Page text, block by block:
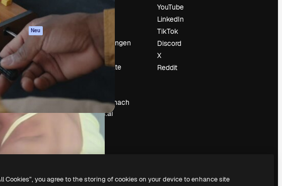
AGB
Datenschutzerklärung
Originale Neu
Cookie-Richtlinie
Vertrauenszentrum
Partner
Unternehmen
Suchtrends
Veranstaltungen
Slidesgo
Deine Inhalte
verkaufen
Suchst du nach
magnific.ai
YouTube
LinkedIn
TikTok
Discord
X
Reddit
Cookies”, you agree to the storing of cookies on your device to enhance site